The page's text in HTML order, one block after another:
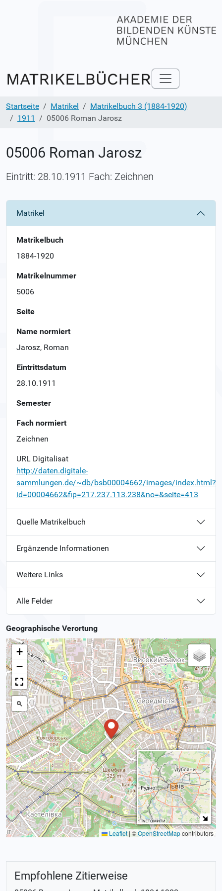
Startseite Matrikel
Matrikelbuch 3 (1884-1920)
1911
05006 Roman Jarosz
05006 Roman Jarosz
Eintritt: 28.10.1911 Fach: Zeichnen
Matrikel
Matrikelbuch
1884-1920
Matrikelnummer
5006
Seite
Name normiert
Jarosz, Roman
Eintrittsdatum
28.10.1911
Semester
Fach normiert
Zeichnen
URL Digitalisat
http://daten.digitale-
sammlungen.de/~db/bsb00004662/images/index.html?
id=00004662&fip=217.237.113.238&no=&seite=413
Quelle Matrikelbuch
Ergänzende Informationen
Weitere Links
Alle Felder
Geographische Verortung
+
−
Leaflet | ©OpenStreetMapcontributors
Empfohlene Zitierweise